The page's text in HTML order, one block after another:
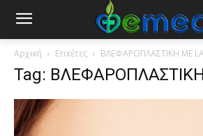
Αρχική Ετικέτες ΒΛΕΦΑΡΟΠΛΑΣΤΙΚΗ ΜΕ
Tag: